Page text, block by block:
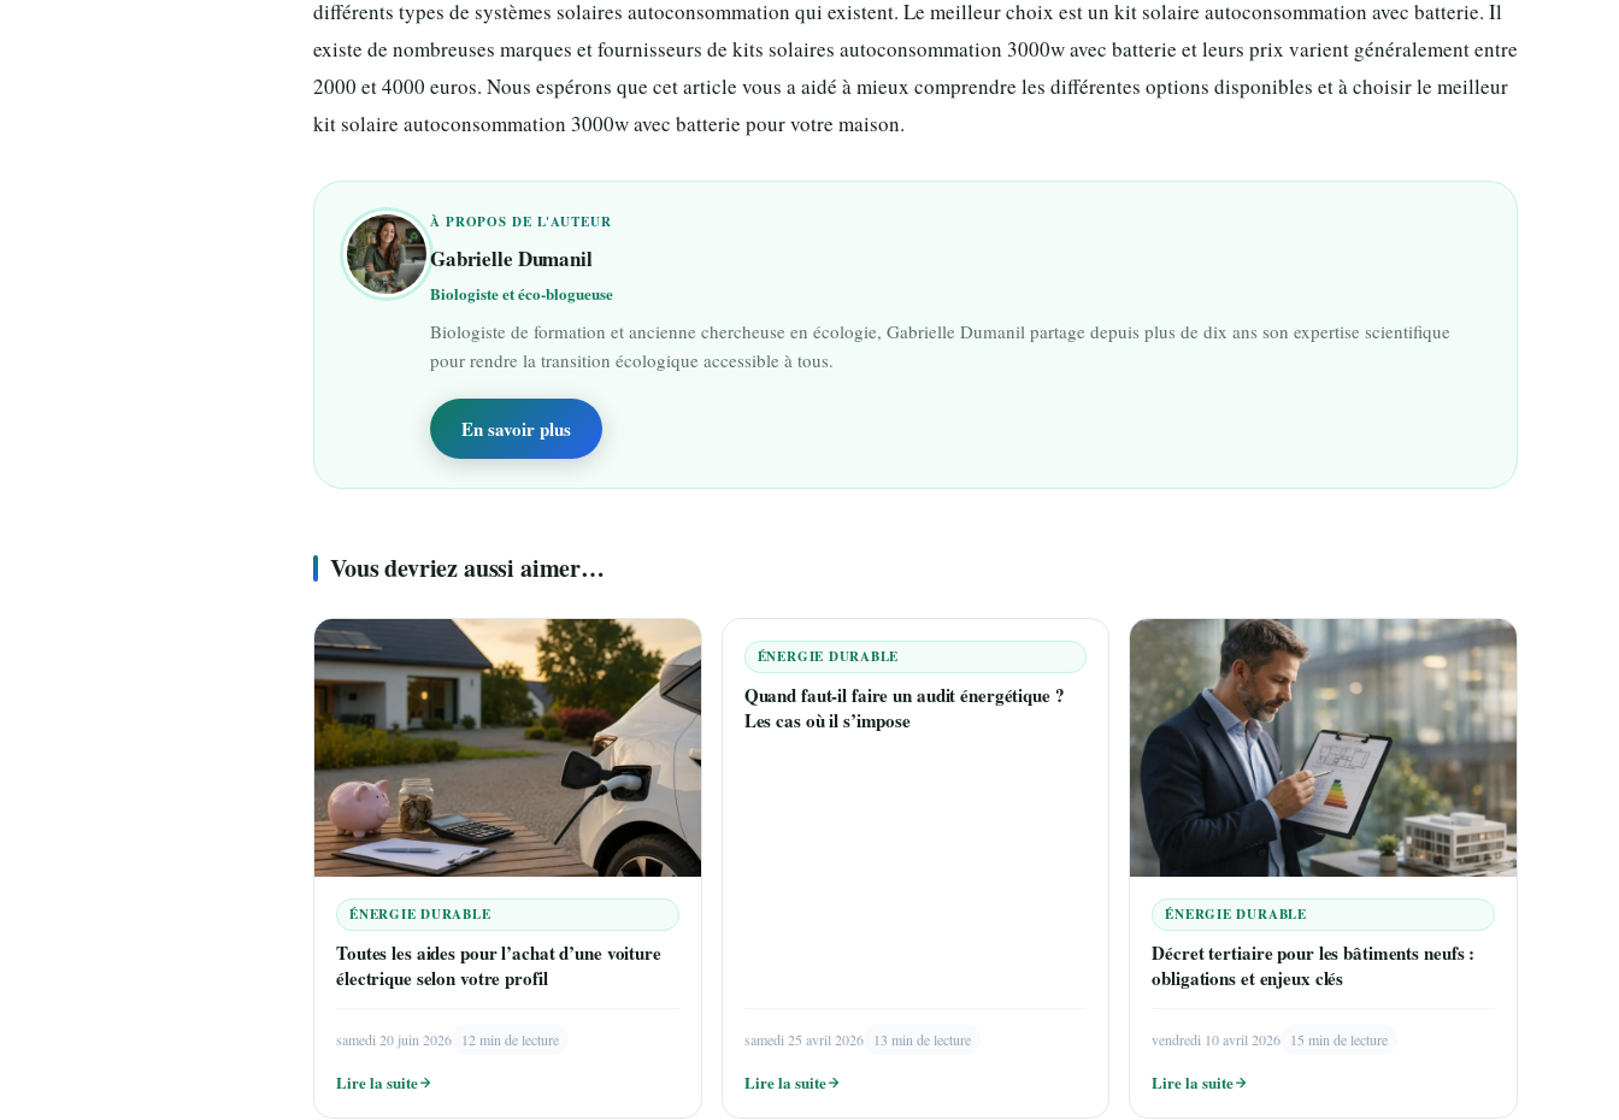
différents types de systèmes solaires autoconsommation qui existent. Le meilleur choix est un kit solaire autoconsommation avec batterie. Il
existe de nombreuses marques et fournisseurs de kits solaires autoconsommation 3000w avec batterie et leurs prix varient généralement entre
2000 et 4000 euros. Nous espérons que cet article vous a aidé à mieux comprendre les différentes options disponibles et à choisir le meilleur
kit solaire autoconsommation 3000w avec batterie pour votre maison.
À PROPOS DE L'AUTEUR
Gabrielle Dumanil
Biologiste et éco-blogueuse
Biologiste de formation et ancienne chercheuse en écologie, Gabrielle Dumanil partage depuis plus de dix ans son expertise scientifique
pour rendre la transition écologique accessible à tous.
En savoir plus
Vous devriez aussi aimer…
ÉNERGIE DURABLE
Toutes les aides pour l’achat d’une voiture
électrique selon votre profil
samedi 20 juin 2026 12 min de lecture
Lire la suite
ÉNERGIE DURABLE
Quand faut-il faire un audit énergétique ?
Les cas où il s’impose
samedi 25 avril 2026 13 min de lecture
Lire la suite
ÉNERGIE DURABLE
Décret tertiaire pour les bâtiments neufs :
obligations et enjeux clés
vendredi 10 avril 2026 15 min de lecture
Lire la suite